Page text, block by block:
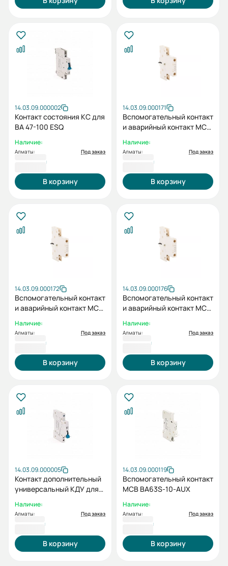
14.03.09.000002
Контакт состояния КС для
ВА 47-100 ESQ
Наличие:
Алматы: Под заказ
В корзину
14.03.09.000171
Вспомогательный контакт
и аварийный контакт MCB
10кА)
Наличие:
Алматы: Под заказ
В корзину
14.03.09.000172
Вспомогательный контакт
и аварийный контакт MCB
6кА и 10кА)
Наличие:
Алматы: Под заказ
В корзину
14.03.09.000176
Вспомогательный контакт
и аварийный контакт MCB
Наличие:
Алматы: Под заказ
В корзину
14.03.09.000005
Контакт дополнительный
универсальный КДУ для
Наличие:
Алматы: Под заказ
В корзину
14.03.09.000119
Вспомогательный контакт
MCB BA63S-10-AUX
Наличие:
Алматы: Под заказ
В корзину